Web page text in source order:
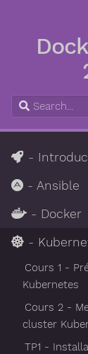
-
- Ansible
- Docker
-
Cours 1 -
Kubernetes
Cours 2 -
cluster
TP1 -